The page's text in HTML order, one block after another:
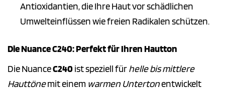
Antioxidantien, die Ihre Haut vor schädlichen
Umwelteinflüssen wie freien Radikalen schützen.
Die Nuance C240: Perfekt für Ihren Hautton
Die NuanceC240ist speziell fürhelle bis mittlere
Hauttönemit einem warmen Untertonentwickelt